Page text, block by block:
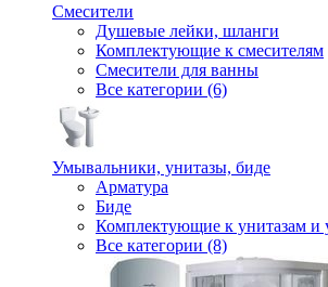
Смесители
Душевые лейки, шланги
Комплектующие к смесителям
Смесители для ванны
Все категории (6)
Умывальники, унитазы, биде
Арматура
Биде
Комплектующие к унитазам и
Все категории (8)